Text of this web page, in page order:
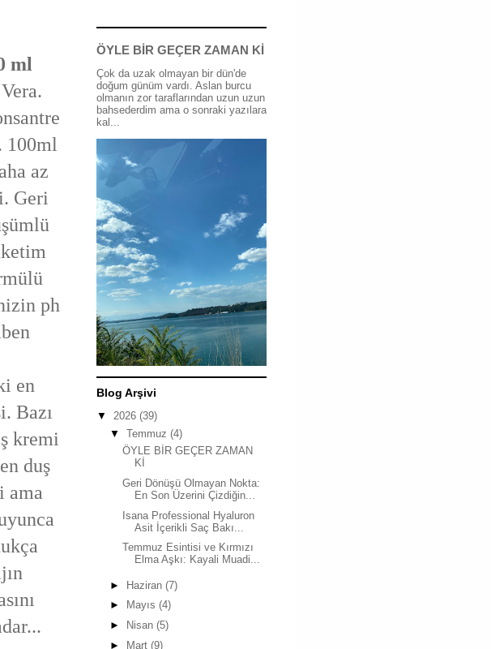
ml
100ml
az
Geri
ph
en
Bazı
kremi
duş
ama
ÖYLE BİR GEÇER ZAMAN Kİ
Çok da uzak olmayan bir dün'de
doğum günüm vardı. Aslan burcu
olmanın zor taraflarından uzun uzun
bahsederdim ama o sonraki yazılara
kal...
Blog Arşivi
▼ 2026 (39)
▼ Temmuz (4)
ÖYLE BİR GEÇER ZAMAN
Kİ
Geri Dönüşü Olmayan Nokta:
En Son Üzerini Çizdiğin...
Isana Professional Hyaluron
Asit İçerikli Saç Bakı...
Temmuz Esintisi ve Kırmızı
Elma Aşkı: Kayali Muadi...
► Haziran (7)
►
Mayıs (4)
►
Nisan (5)
►
Mart (9)